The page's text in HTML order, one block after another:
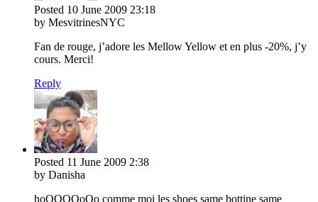
Posted 10 June 2009 23:18
by MesvitrinesNYC
Fan de rouge, j’adore les Mellow Yellow et en plus -20%, j’y
cours. Merci!
Reply
Posted 11 June 2009 2:38
by Danisha
hoOOOOoOo comme moi les shoes same bottine same